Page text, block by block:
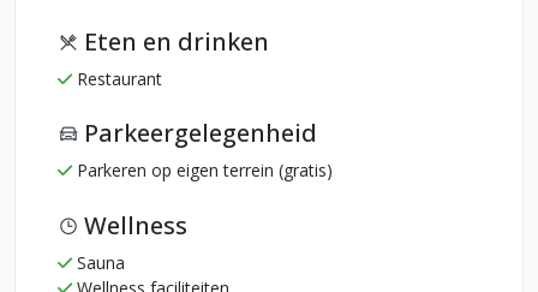
Eten en drinken
Restaurant
Parkeergelegenheid
Parkeren op eigen terrein (gratis)
Wellness
Sauna